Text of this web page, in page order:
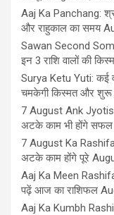
Aaj Ka Panchang:
और राहुकाल का समय
Sawan Second
इन 3 राशि वालों की
Surya Ketu Yuti: कई
चमकेगी किस्मत और शुरू
7 August Ank Jyotish:
अटके काम भी होंगे सफल
7 August Ka
अटके काम होंगे पूरे
Aaj Ka Meen Rashifal:
पढ़ें आज का राशिफल
Aaj Ka Kumbh